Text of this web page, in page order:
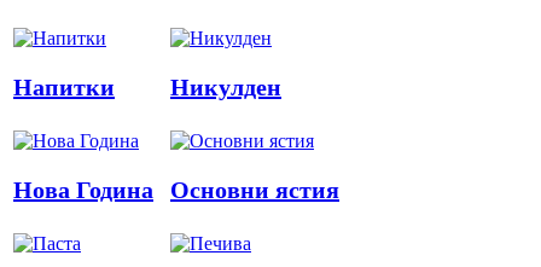
Напитки Никулден
Нова Година Основни ястия